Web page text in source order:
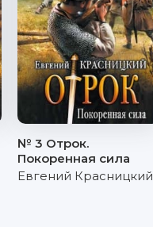
№ 3 Отрок.
Покоренная сила
Евгений Красницкий